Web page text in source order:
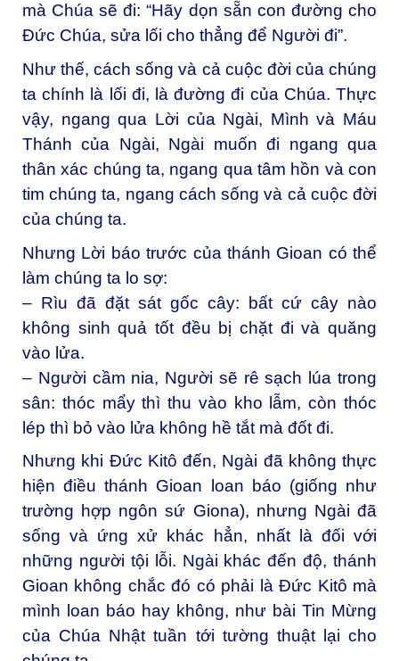
mà Chúa sẽ đi: “Hãy dọn sẵn con đường cho
Đức Chúa, sửa lối cho thẳng để Người đi”.
Như thế, cách sống và cả cuộc đời của chúng
ta chính là lối đi, là đường đi của Chúa. Thực
vậy, ngang qua Lời của Ngài, Mình và Máu
Thánh của Ngài, Ngài muốn đi ngang qua
thân xác chúng ta, ngang qua tâm hồn và con
tim chúng ta, ngang cách sống và cả cuộc đời
của chúng ta.
Nhưng Lời báo trước của thánh Gioan có thể
làm chúng ta lo sợ:
– Rìu đã đặt sát gốc cây: bất cứ cây nào
không sinh quả tốt đều bị chặt đi và quăng
vào lửa.
– Người cầm nia, Người sẽ rê sạch lúa trong
sân: thóc mẩy thì thu vào kho lẫm, còn thóc
lép thì bỏ vào lửa không hề tắt mà đốt đi.
Nhưng khi Đức Kitô đến, Ngài đã không thực
hiện điều thánh Gioan loan báo (giống như
trường hợp ngôn sứ Giona), nhưng Ngài đã
sống và ứng xử khác hẳn, nhất là đối với
những người tội lỗi. Ngài khác đến độ, thánh
Gioan không chắc đó có phải là Đức Kitô mà
mình loan báo hay không, như bài Tin Mừng
của Chúa Nhật tuần tới tường thuật lại cho